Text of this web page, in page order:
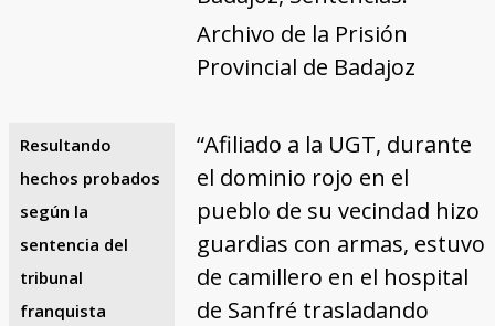
Archivo de la Prisión
Provincial de Badajoz
Resultando
hechos probados
según la
sentencia del
tribunal
franquista
“Afiliado a la UGT, durante
el dominio rojo en el
pueblo de su vecindad hizo
guardias con armas, estuvo
de camillero en el hospital
de Sanfré trasladando